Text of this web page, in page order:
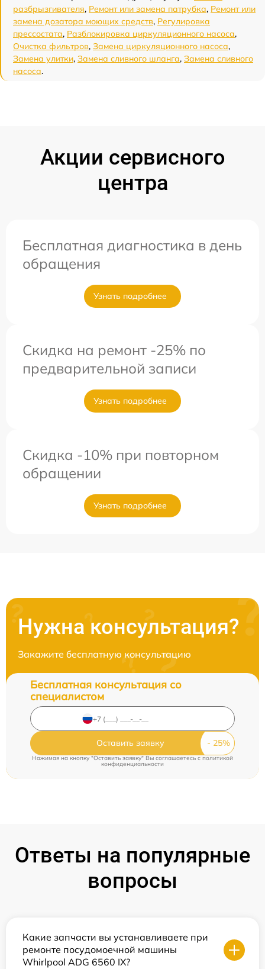
разбрызгивателя, Ремонт или замена патрубка, Ремонт или
замена дозатора моющих средств, Регулировка
прессостата, Разблокировка циркуляционного насоса,
Очистка фильтров, Замена циркуляционного насоса,
Замена улитки, Замена сливного шланга, Замена сливного
насоса.
Акции сервисного
центра
Бесплатная диагностика в день
обращения
Узнать подробнее
Скидка на ремонт -25% по
предварительной записи
Узнать подробнее
Скидка -10% при повторном
обращении
Узнать подробнее
Нужна консультация?
Закажите бесплатную консультацию
Бесплатная консультация со
специалистом
Оставить заявку
Нажимая на кнопку "Оставить заявку" Вы соглашаетесь c политикой
конфиденциальности
Ответы на популярные
вопросы
Какие запчасти вы устанавливаете при
ремонте посудомоечной машины
Whirlpool ADG 6560 IX?